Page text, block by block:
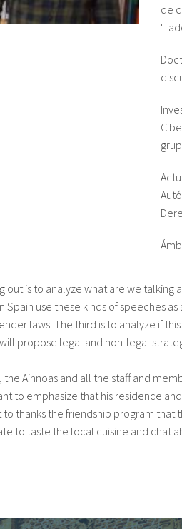
de
out is to analyze what are we
Spain use these kinds of speeches
laws. The third is to analyze if
propose legal and non-legal
the Aihnoas and all the staff and
to emphasize that his residence
to thanks the friendship program
to taste the local cuisine and chat